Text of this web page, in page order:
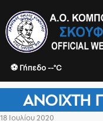
⚽ Γήπεδο --°C
ΑΝΟΙΧΤΉ
18 Ιουλίου 2020